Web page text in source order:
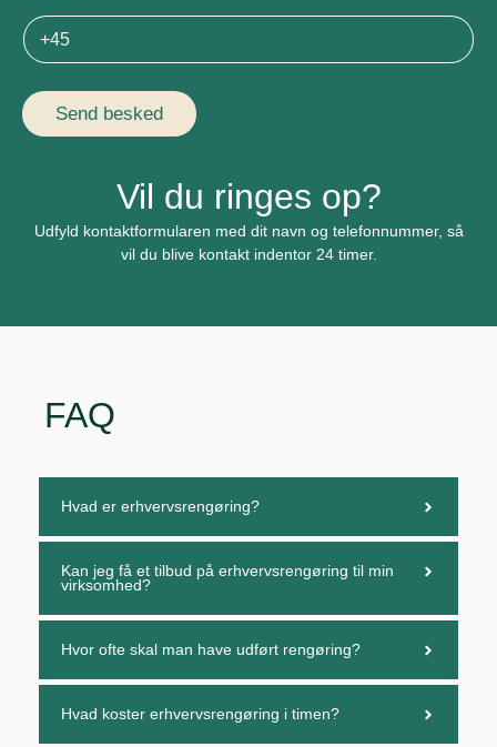
Send besked
Vil du ringes op?
Udfyld kontaktformularen med dit navn og telefonnummer, så
vil du blive kontakt indentor 24 timer.
FAQ
Hvad er erhvervsrengøring?
Kan jeg få et tilbud på erhvervsrengøring til min
virksomhed?
Hvor ofte skal man have udført rengøring?
Hvad koster erhvervsrengøring i timen?